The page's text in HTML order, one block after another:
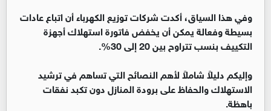
وفي هذا السياق، أكدت شركات توزيع الكهرباء أن اتباع عادات
بسيطة وفعالة يمكن أن يخفض فاتورة استهلاك أجهزة
التكييف بنسب تتراوح بين 20 إلى 30%.
وإليكم دليلاً شاملاً لأهم النصائح التي تساهم في ترشيد
الاستهلاك والحفاظ على برودة المنازل دون تكبد نفقات
باهظة.